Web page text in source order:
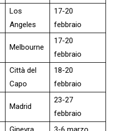
Los
Angeles
17-20
febbraio
Melbourne
17-20
febbraio
Città del
Capo
18-20
febbraio
Madrid
23-27
febbraio